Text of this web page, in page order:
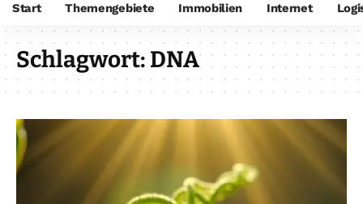
Start Themengebiete Immobilien Internet
Schlagwort: DNA